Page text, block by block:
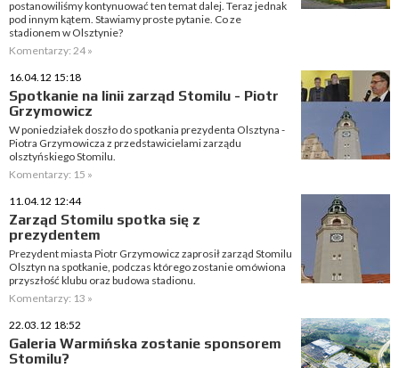
postanowiliśmy kontynuować ten temat dalej. Teraz jednak
pod innym kątem. Stawiamy proste pytanie. Co ze
stadionem w Olsztynie?
Komentarzy: 24 »
16.04.12 15:18
Spotkanie na linii zarząd Stomilu - Piotr
Grzymowicz
W poniedziałek doszło do spotkania prezydenta Olsztyna -
Piotra Grzymowicza z przedstawicielami zarządu
olsztyńskiego Stomilu.
Komentarzy: 15 »
11.04.12 12:44
Zarząd Stomilu spotka się z
prezydentem
Prezydent miasta Piotr Grzymowicz zaprosił zarząd Stomilu
Olsztyn na spotkanie, podczas którego zostanie omówiona
przyszłość klubu oraz budowa stadionu.
Komentarzy: 13 »
22.03.12 18:52
Galeria Warmińska zostanie sponsorem
Stomilu?